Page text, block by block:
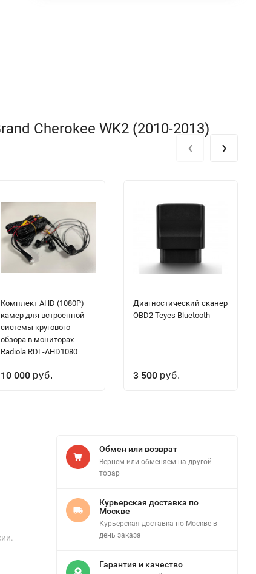
Cherokee WK2 (2010-2013)
Комплект AHD (1080P)
камер для встроенной
системы кругового
обзора в мониторах
Radiola RDL-AHD1080
10 000 руб.
Диагностический сканер
OBD2 Teyes Bluetooth
3 500 руб.
‹ ›
Обмен или возврат
Вернем или обменяем на другой
товар
Курьерская доставка по
Москве
Курьерская доставка по Москве в
день заказа
Гарантия и качество